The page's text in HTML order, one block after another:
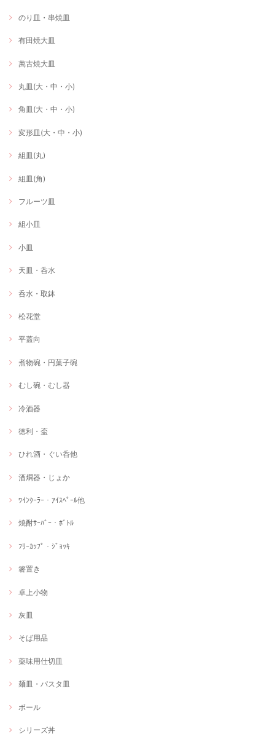
のり皿・串焼皿
有田焼大皿
萬古焼大皿
丸皿(大・中・小)
角皿(大・中・小)
変形皿(大・中・小)
組皿(丸)
組皿(角)
フルーツ皿
組小皿
小皿
天皿・呑水
呑水・取鉢
松花堂
平蓋向
煮物碗・円菓子碗
むし碗・むし器
冷酒器
徳利・盃
ひれ酒・ぐい呑他
酒燗器・じょか
ﾜｲﾝｸｰﾗｰ・ｱｲｽﾍﾟｰﾙ他
焼酎ｻｰﾊﾞｰ・ﾎﾞﾄﾙ
ﾌﾘｰｶｯﾌﾟ・ｼﾞｮｯｷ
箸置き
卓上小物
灰皿
そば用品
薬味用仕切皿
麺皿・パスタ皿
ボール
シリーズ丼